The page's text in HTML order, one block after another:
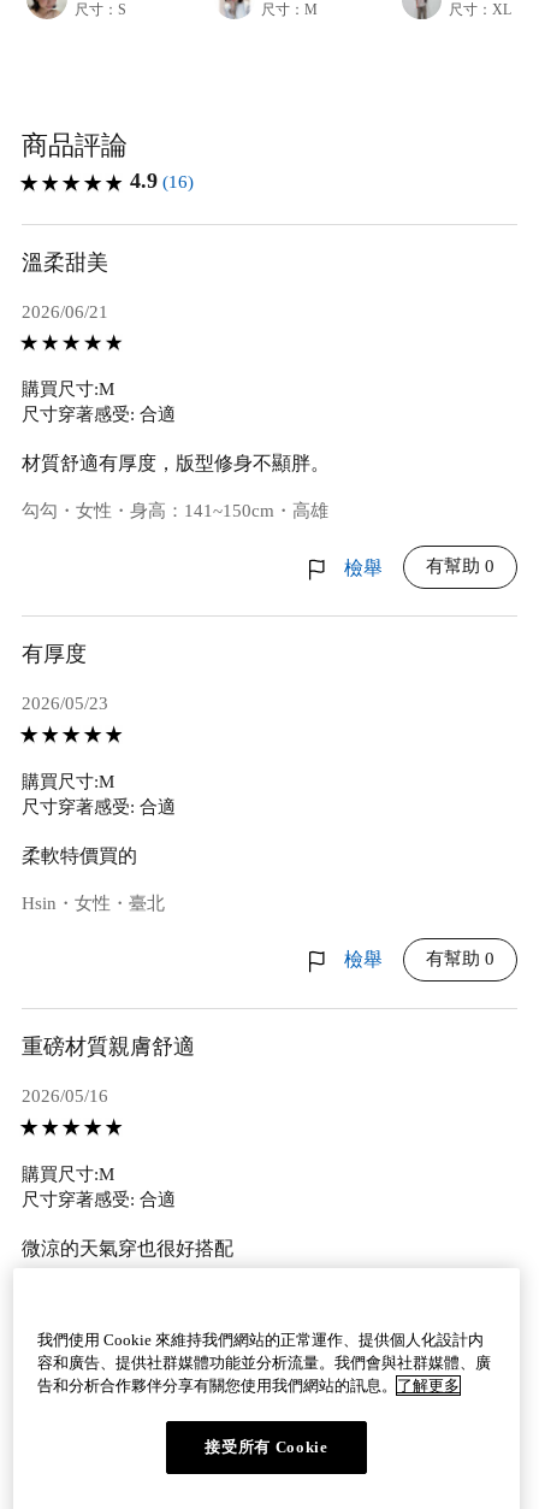
尺寸：S
尺寸：M
尺寸：XL
商品評論
4.9 (16)
溫柔甜美
2026/06/21
購買尺寸:M
尺寸穿著感受: 合適
材質舒適有厚度，版型修身不顯胖。
勾勾・女性・身高：141~150cm・高雄
檢舉 有幫助 0
有厚度
2026/05/23
購買尺寸:M
尺寸穿著感受: 合適
柔軟特價買的
Hsin・女性・臺北
檢舉 有幫助 0
重磅材質親膚舒適
2026/05/16
購買尺寸:M
尺寸穿著感受: 合適
微涼的天氣穿也很好搭配
檢舉 有幫助 0
我們使用 Cookie 來維持我們網站的正常運作、提供個人化設計内
容和廣告、提供社群媒體功能並分析流量。我們會與社群媒體、廣
告和分析合作夥伴分享有關您使用我們網站的訊息。 了解更多
接受所有 Cookie